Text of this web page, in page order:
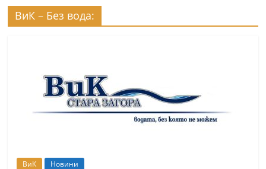
ВиК – Без вода:
ВиК Новини